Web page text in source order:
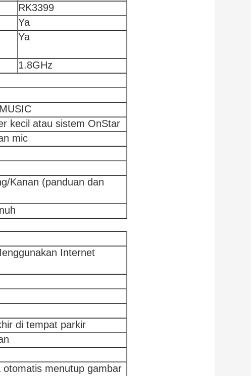
RK3399
Ya
Ya
1.8GHz
kecil atau sistem OnStar
mic
Kanan (panduan dan
Internet
di tempat parkir
otomatis menutup gambar